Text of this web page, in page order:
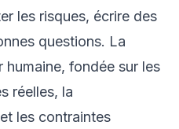
les risques, écrire des
questions. La
fondée sur les
réelles, la
les contraintes